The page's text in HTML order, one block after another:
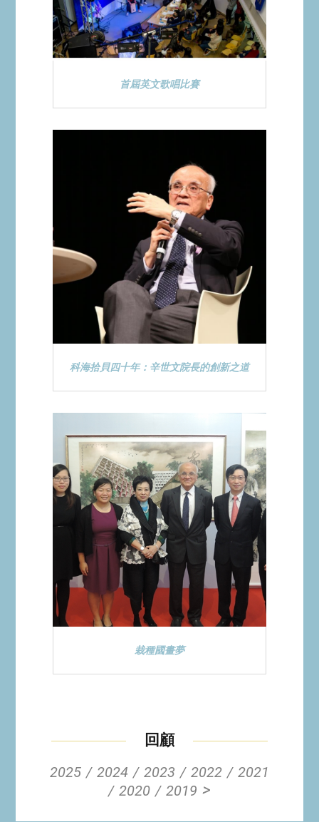
首屆英文歌唱比賽
科海拾貝四十年：辛世文院長的創新之道
栽種國畫夢
回顧
2025
2024 2023 2022
2021
2020
2019 >